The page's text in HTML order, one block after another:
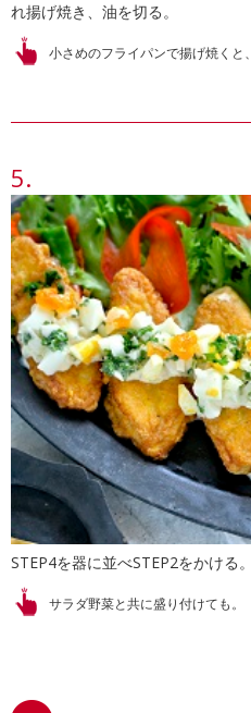
れ揚げ焼き、油を切る。
小さめのフライパンで揚げ焼くと
STEP4を器に並べSTEP2をかける。
サラダ野菜と共に盛り付けても。